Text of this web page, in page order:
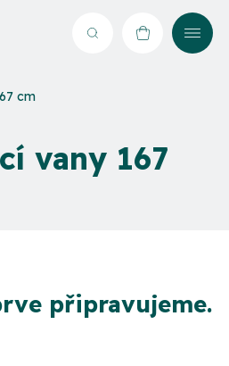
Hledat NÁKUPNÍ
cm
vany 167
připravujeme.